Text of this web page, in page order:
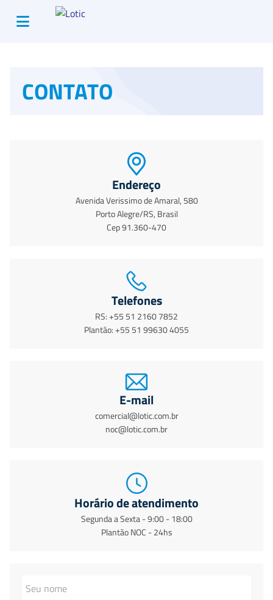
CONTATO
Endereço
Avenida Verissimo de Amaral, 580
Porto Alegre/RS, Brasil
Cep 91.360-470
Telefones
RS: +55 51 2160 7852
Plantão: +55 51 99630 4055
E-mail
comercial@lotic.com.br
noc@lotic.com.br
Horário de atendimento
Segunda a Sexta - 9:00 - 18:00
Plantão NOC - 24hs